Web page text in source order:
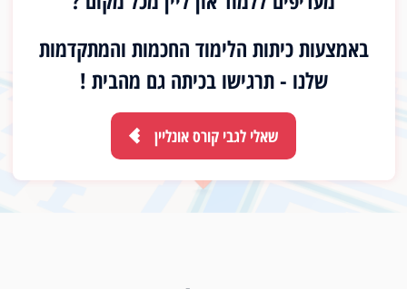
באמצעות כיתות הלימוד החכמות והמתקדמות
שלנו - תרגישו בכיתה גם מהבית !
שאלי לגבי קורס אונליין